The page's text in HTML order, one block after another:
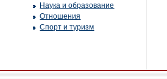
Наука и образование
Отношения
Спорт и туризм